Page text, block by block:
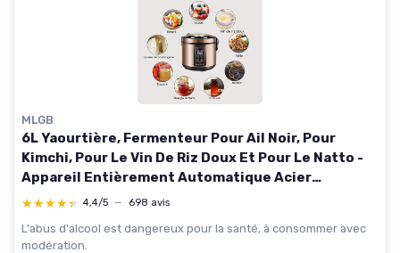
MLGB
6L Yaourtière, Fermenteur Pour Ail Noir, Pour
Kimchi, Pour Le Vin De Riz Doux Et Pour Le Natto -
Appareil Entièrement Automatique Acier
Inoxydable
★★★★★
★★★★★ 4,4/5 — 698 avis
L'abus d'alcool est dangereux pour la santé, à consommer avec
modération.